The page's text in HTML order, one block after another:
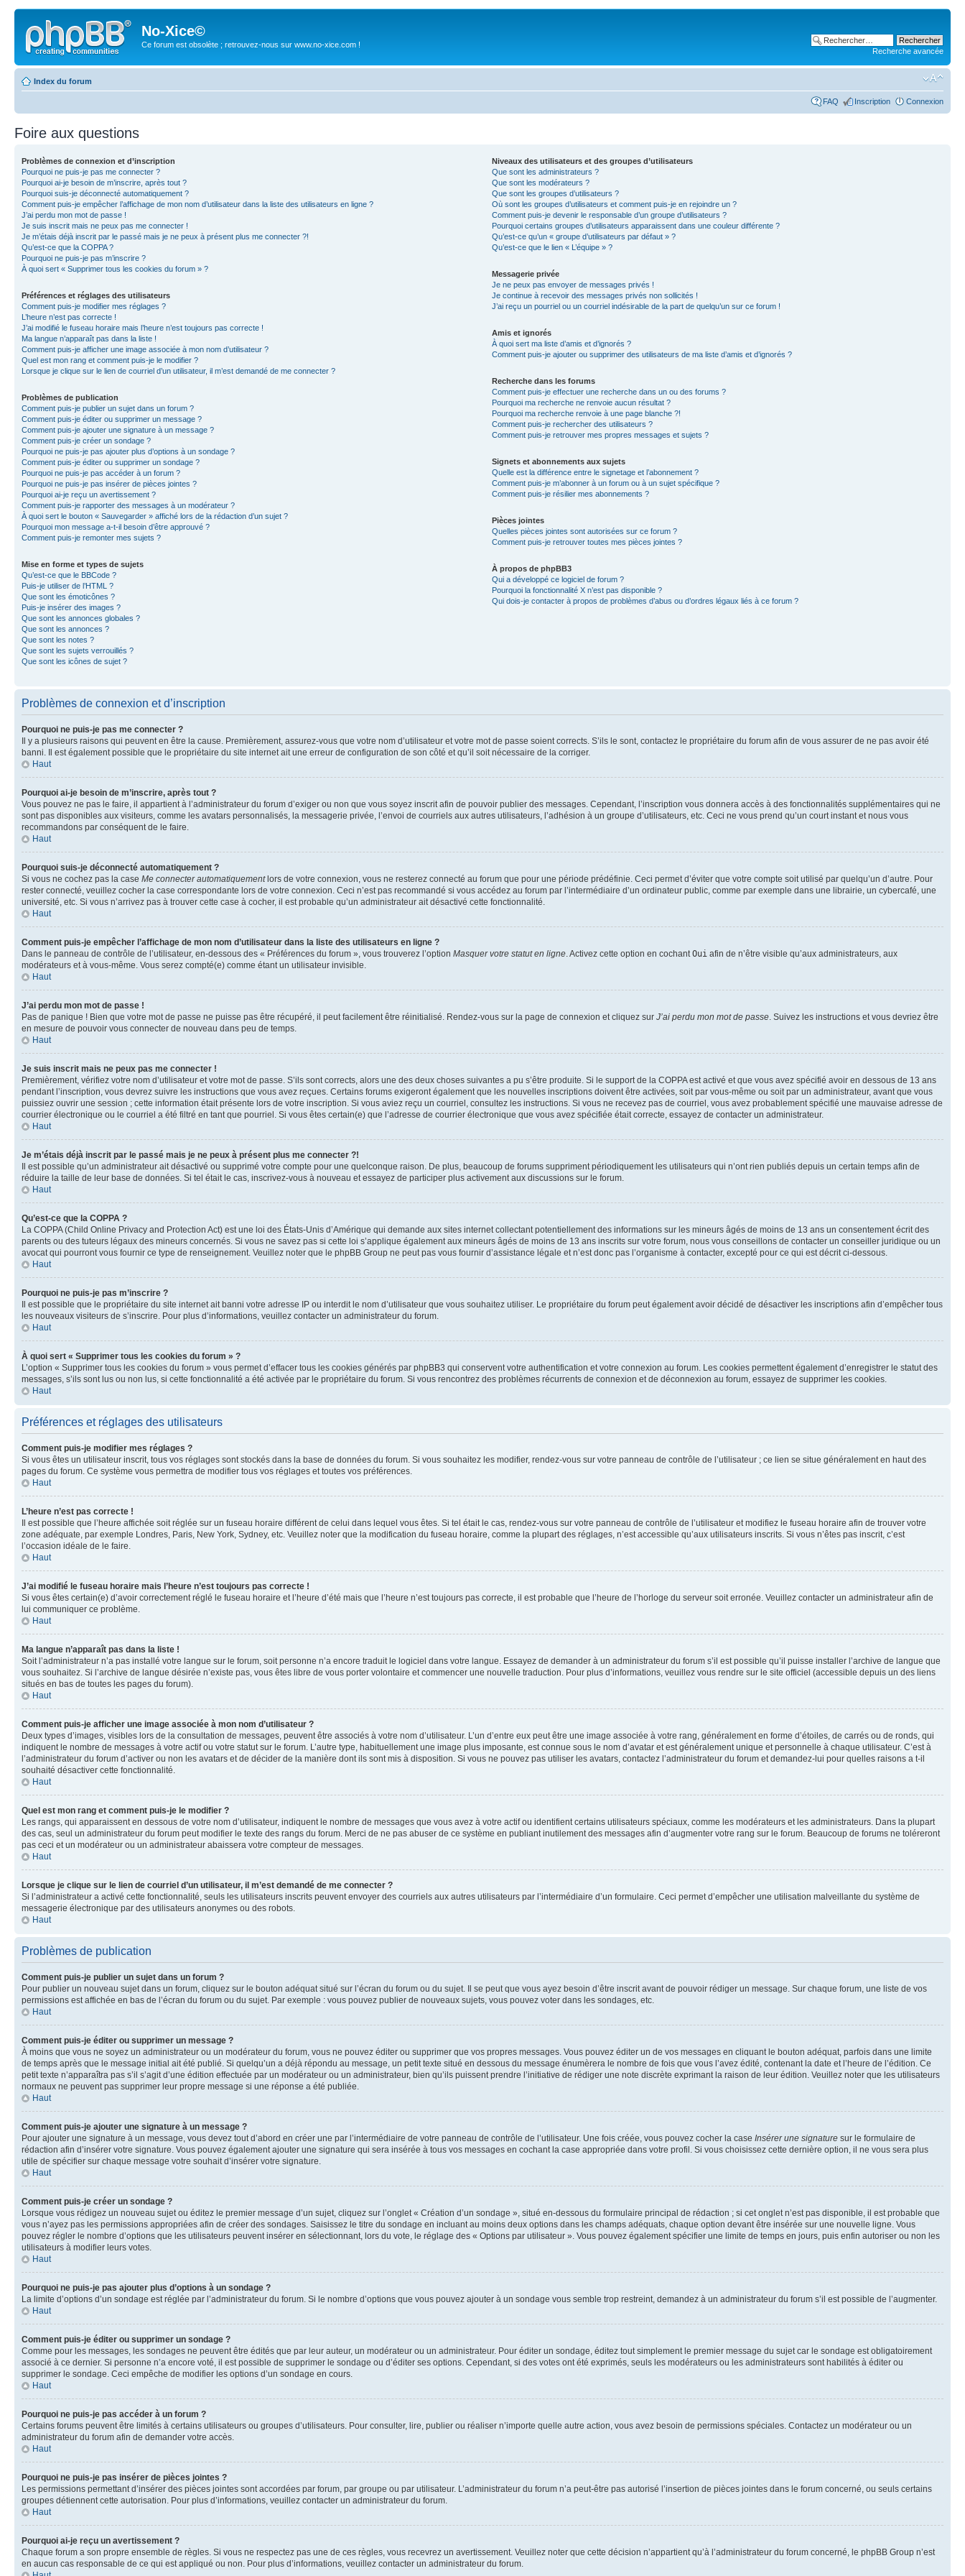
No-Xice©
Ce forum est obsolète ; retrouvez-nous sur www.no-xice.com !
Recherche avancée
Index du forum
FAQ Inscription Connexion
Foire aux questions
Problèmes de connexion et d’inscription
Pourquoi ne puis-je pas me connecter ?
Pourquoi ai-je besoin de m’inscrire, après tout ?
Pourquoi suis-je déconnecté automatiquement ?
Comment puis-je empêcher l’affichage de mon nom d’utilisateur dans la liste des utilisateurs en ligne ?
J’ai perdu mon mot de passe !
Je suis inscrit mais ne peux pas me connecter !
Je m’étais déjà inscrit par le passé mais je ne peux à présent plus me connecter ?!
Qu’est-ce que la COPPA ?
Pourquoi ne puis-je pas m’inscrire ?
À quoi sert « Supprimer tous les cookies du forum » ?
Préférences et réglages des utilisateurs
Comment puis-je modifier mes réglages ?
L’heure n’est pas correcte !
J’ai modifié le fuseau horaire mais l’heure n’est toujours pas correcte !
Ma langue n’apparaît pas dans la liste !
Comment puis-je afficher une image associée à mon nom d’utilisateur ?
Quel est mon rang et comment puis-je le modifier ?
Lorsque je clique sur le lien de courriel d’un utilisateur, il m’est demandé de me connecter ?
Problèmes de publication
Comment puis-je publier un sujet dans un forum ?
Comment puis-je éditer ou supprimer un message ?
Comment puis-je ajouter une signature à un message ?
Comment puis-je créer un sondage ?
Pourquoi ne puis-je pas ajouter plus d’options à un sondage ?
Comment puis-je éditer ou supprimer un sondage ?
Pourquoi ne puis-je pas accéder à un forum ?
Pourquoi ne puis-je pas insérer de pièces jointes ?
Pourquoi ai-je reçu un avertissement ?
Comment puis-je rapporter des messages à un modérateur ?
À quoi sert le bouton « Sauvegarder » affiché lors de la rédaction d’un sujet ?
Pourquoi mon message a-t-il besoin d’être approuvé ?
Comment puis-je remonter mes sujets ?
Mise en forme et types de sujets
Qu’est-ce que le BBCode ?
Puis-je utiliser de l’HTML ?
Que sont les émoticônes ?
Puis-je insérer des images ?
Que sont les annonces globales ?
Que sont les annonces ?
Que sont les notes ?
Que sont les sujets verrouillés ?
Que sont les icônes de sujet ?
Niveaux des utilisateurs et des groupes d’utilisateurs
Que sont les administrateurs ?
Que sont les modérateurs ?
Que sont les groupes d’utilisateurs ?
Où sont les groupes d’utilisateurs et comment puis-je en rejoindre un ?
Comment puis-je devenir le responsable d’un groupe d’utilisateurs ?
Pourquoi certains groupes d’utilisateurs apparaissent dans une couleur différente ?
Qu’est-ce qu’un « groupe d’utilisateurs par défaut » ?
Qu’est-ce que le lien « L’équipe » ?
Messagerie privée
Je ne peux pas envoyer de messages privés !
Je continue à recevoir des messages privés non sollicités !
J’ai reçu un pourriel ou un courriel indésirable de la part de quelqu’un sur ce forum !
Amis et ignorés
À quoi sert ma liste d’amis et d’ignorés ?
Comment puis-je ajouter ou supprimer des utilisateurs de ma liste d’amis et d’ignorés ?
Recherche dans les forums
Comment puis-je effectuer une recherche dans un ou des forums ?
Pourquoi ma recherche ne renvoie aucun résultat ?
Pourquoi ma recherche renvoie à une page blanche ?!
Comment puis-je rechercher des utilisateurs ?
Comment puis-je retrouver mes propres messages et sujets ?
Signets et abonnements aux sujets
Quelle est la différence entre le signetage et l’abonnement ?
Comment puis-je m’abonner à un forum ou à un sujet spécifique ?
Comment puis-je résilier mes abonnements ?
Pièces jointes
Quelles pièces jointes sont autorisées sur ce forum ?
Comment puis-je retrouver toutes mes pièces jointes ?
À propos de phpBB3
Qui a développé ce logiciel de forum ?
Pourquoi la fonctionnalité X n’est pas disponible ?
Qui dois-je contacter à propos de problèmes d’abus ou d’ordres légaux liés à ce forum ?
Problèmes de connexion et d’inscription
Pourquoi ne puis-je pas me connecter ?
Il y a plusieurs raisons qui peuvent en être la cause. Premièrement, assurez-vous que votre nom d’utilisateur et votre mot de passe soient corrects. S’ils le sont, contactez le propriétaire du forum afin de vous assurer de ne pas avoir été
banni. Il est également possible que le propriétaire du site internet ait une erreur de configuration de son côté et qu’il soit nécessaire de la corriger.
Haut
Pourquoi ai-je besoin de m’inscrire, après tout ?
Vous pouvez ne pas le faire, il appartient à l’administrateur du forum d’exiger ou non que vous soyez inscrit afin de pouvoir publier des messages. Cependant, l’inscription vous donnera accès à des fonctionnalités supplémentaires qui ne
sont pas disponibles aux visiteurs, comme les avatars personnalisés, la messagerie privée, l’envoi de courriels aux autres utilisateurs, l’adhésion à un groupe d’utilisateurs, etc. Ceci ne vous prend qu’un court instant et nous vous
recommandons par conséquent de le faire.
Haut
Pourquoi suis-je déconnecté automatiquement ?
Si vous ne cochez pas la case Me connecter automatiquementlors de votre connexion, vous ne resterez connecté au forum que pour une période prédéfinie. Ceci permet d’éviter que votre compte soit utilisé par quelqu’un d’autre. Pour
rester connecté, veuillez cocher la case correspondante lors de votre connexion. Ceci n’est pas recommandé si vous accédez au forum par l’intermédiaire d’un ordinateur public, comme par exemple dans une librairie, un cybercafé, une
université, etc. Si vous n’arrivez pas à trouver cette case à cocher, il est probable qu’un administrateur ait désactivé cette fonctionnalité.
Haut
Comment puis-je empêcher l’affichage de mon nom d’utilisateur dans la liste des utilisateurs en ligne ?
Dans le panneau de contrôle de l’utilisateur, en-dessous des « Préférences du forum », vous trouverez l’option Masquer votre statut en ligne . Activez cette option en cochant Oui afin de n’être visible qu’aux administrateurs, aux
modérateurs et à vous-même. Vous serez compté(e) comme étant un utilisateur invisible.
Haut
J’ai perdu mon mot de passe !
Pas de panique ! Bien que votre mot de passe ne puisse pas être récupéré, il peut facilement être réinitialisé. Rendez-vous sur la page de connexion et cliquez sur J’ai perdu mon mot de passe . Suivez les instructions et vous devriez être
en mesure de pouvoir vous connecter de nouveau dans peu de temps.
Haut
Je suis inscrit mais ne peux pas me connecter !
Premièrement, vérifiez votre nom d’utilisateur et votre mot de passe. S’ils sont corrects, alors une des deux choses suivantes a pu s’être produite. Si le support de la COPPA est activé et que vous avez spécifié avoir en dessous de 13 ans
pendant l’inscription, vous devrez suivre les instructions que vous avez reçues. Certains forums exigeront également que les nouvelles inscriptions doivent être activées, soit par vous-même ou soit par un administrateur, avant que vous
puissiez ouvrir une session ; cette information était présente lors de votre inscription. Si vous aviez reçu un courriel, consultez les instructions. Si vous ne recevez pas de courriel, vous avez probablement spécifié une mauvaise adresse de
courrier électronique ou le courriel a été filtré en tant que pourriel. Si vous êtes certain(e) que l’adresse de courrier électronique que vous avez spécifiée était correcte, essayez de contacter un administrateur.
Haut
Je m’étais déjà inscrit par le passé mais je ne peux à présent plus me connecter ?!
Il est possible qu’un administrateur ait désactivé ou supprimé votre compte pour une quelconque raison. De plus, beaucoup de forums suppriment périodiquement les utilisateurs qui n’ont rien publiés depuis un certain temps afin de
réduire la taille de leur base de données. Si tel était le cas, inscrivez-vous à nouveau et essayez de participer plus activement aux discussions sur le forum.
Haut
Qu’est-ce que la COPPA ?
La COPPA (Child Online Privacy and Protection Act) est une loi des États-Unis d’Amérique qui demande aux sites internet collectant potentiellement des informations sur les mineurs âgés de moins de 13 ans un consentement écrit des
parents ou des tuteurs légaux des mineurs concernés. Si vous ne savez pas si cette loi s’applique également aux mineurs âgés de moins de 13 ans inscrits sur votre forum, nous vous conseillons de contacter un conseiller juridique ou un
avocat qui pourront vous fournir ce type de renseignement. Veuillez noter que le phpBB Group ne peut pas vous fournir d’assistance légale et n’est donc pas l’organisme à contacter, excepté pour ce qui est décrit ci-dessous.
Haut
Pourquoi ne puis-je pas m’inscrire ?
Il est possible que le propriétaire du site internet ait banni votre adresse IP ou interdit le nom d’utilisateur que vous souhaitez utiliser. Le propriétaire du forum peut également avoir décidé de désactiver les inscriptions afin d’empêcher tous
les nouveaux visiteurs de s’inscrire. Pour plus d’informations, veuillez contacter un administrateur du forum.
Haut
À quoi sert « Supprimer tous les cookies du forum » ?
L’option « Supprimer tous les cookies du forum » vous permet d’effacer tous les cookies générés par phpBB3 qui conservent votre authentification et votre connexion au forum. Les cookies permettent également d’enregistrer le statut des
messages, s’ils sont lus ou non lus, si cette fonctionnalité a été activée par le propriétaire du forum. Si vous rencontrez des problèmes récurrents de connexion et de déconnexion au forum, essayez de supprimer les cookies.
Haut
Préférences et réglages des utilisateurs
Comment puis-je modifier mes réglages ?
Si vous êtes un utilisateur inscrit, tous vos réglages sont stockés dans la base de données du forum. Si vous souhaitez les modifier, rendez-vous sur votre panneau de contrôle de l’utilisateur ; ce lien se situe généralement en haut des
pages du forum. Ce système vous permettra de modifier tous vos réglages et toutes vos préférences.
Haut
L’heure n’est pas correcte !
Il est possible que l’heure affichée soit réglée sur un fuseau horaire différent de celui dans lequel vous êtes. Si tel était le cas, rendez-vous sur votre panneau de contrôle de l’utilisateur et modifiez le fuseau horaire afin de trouver votre
zone adéquate, par exemple Londres, Paris, New York, Sydney, etc. Veuillez noter que la modification du fuseau horaire, comme la plupart des réglages, n’est accessible qu’aux utilisateurs inscrits. Si vous n’êtes pas inscrit, c’est
l’occasion idéale de le faire.
Haut
J’ai modifié le fuseau horaire mais l’heure n’est toujours pas correcte !
Si vous êtes certain(e) d’avoir correctement réglé le fuseau horaire et l’heure d’été mais que l’heure n’est toujours pas correcte, il est probable que l’heure de l’horloge du serveur soit erronée. Veuillez contacter un administrateur afin de
lui communiquer ce problème.
Haut
Ma langue n’apparaît pas dans la liste !
Soit l’administrateur n’a pas installé votre langue sur le forum, soit personne n’a encore traduit le logiciel dans votre langue. Essayez de demander à un administrateur du forum s’il est possible qu’il puisse installer l’archive de langue que
vous souhaitez. Si l’archive de langue désirée n’existe pas, vous êtes libre de vous porter volontaire et commencer une nouvelle traduction. Pour plus d’informations, veuillez vous rendre sur le site officiel (accessible depuis un des liens
situés en bas de toutes les pages du forum).
Haut
Comment puis-je afficher une image associée à mon nom d’utilisateur ?
Deux types d’images, visibles lors de la consultation de messages, peuvent être associés à votre nom d’utilisateur. L’un d’entre eux peut être une image associée à votre rang, généralement en forme d’étoiles, de carrés ou de ronds, qui
indiquent le nombre de messages à votre actif ou votre statut sur le forum. L’autre type, habituellement une image plus imposante, est connue sous le nom d’avatar et est généralement unique et personnelle à chaque utilisateur. C’est à
l’administrateur du forum d’activer ou non les avatars et de décider de la manière dont ils sont mis à disposition. Si vous ne pouvez pas utiliser les avatars, contactez l’administrateur du forum et demandez-lui pour quelles raisons a t-il
souhaité désactiver cette fonctionnalité.
Haut
Quel est mon rang et comment puis-je le modifier ?
Les rangs, qui apparaissent en dessous de votre nom d’utilisateur, indiquent le nombre de messages que vous avez à votre actif ou identifient certains utilisateurs spéciaux, comme les modérateurs et les administrateurs. Dans la plupart
des cas, seul un administrateur du forum peut modifier le texte des rangs du forum. Merci de ne pas abuser de ce système en publiant inutilement des messages afin d’augmenter votre rang sur le forum. Beaucoup de forums ne toléreront
pas ceci et un modérateur ou un administrateur abaissera votre compteur de messages.
Haut
Lorsque je clique sur le lien de courriel d’un utilisateur, il m’est demandé de me connecter ?
Si l’administrateur a activé cette fonctionnalité, seuls les utilisateurs inscrits peuvent envoyer des courriels aux autres utilisateurs par l’intermédiaire d’un formulaire. Ceci permet d’empêcher une utilisation malveillante du système de
messagerie électronique par des utilisateurs anonymes ou des robots.
Haut
Problèmes de publication
Comment puis-je publier un sujet dans un forum ?
Pour publier un nouveau sujet dans un forum, cliquez sur le bouton adéquat situé sur l’écran du forum ou du sujet. Il se peut que vous ayez besoin d’être inscrit avant de pouvoir rédiger un message. Sur chaque forum, une liste de vos
permissions est affichée en bas de l’écran du forum ou du sujet. Par exemple : vous pouvez publier de nouveaux sujets, vous pouvez voter dans les sondages, etc.
Haut
Comment puis-je éditer ou supprimer un message ?
À moins que vous ne soyez un administrateur ou un modérateur du forum, vous ne pouvez éditer ou supprimer que vos propres messages. Vous pouvez éditer un de vos messages en cliquant le bouton adéquat, parfois dans une limite
de temps après que le message initial ait été publié. Si quelqu’un a déjà répondu au message, un petit texte situé en dessous du message énumèrera le nombre de fois que vous l’avez édité, contenant la date et l’heure de l’édition. Ce
petit texte n’apparaîtra pas s’il s’agit d’une édition effectuée par un modérateur ou un administrateur, bien qu’ils puissent prendre l’initiative de rédiger une note discrète exprimant la raison de leur édition. Veuillez noter que les utilisateurs
normaux ne peuvent pas supprimer leur propre message si une réponse a été publiée.
Haut
Comment puis-je ajouter une signature à un message ?
Pour ajouter une signature à un message, vous devez tout d’abord en créer une par l’intermédiaire de votre panneau de contrôle de l’utilisateur. Une fois créée, vous pouvez cocher la case Insérer une signature sur le formulaire de
rédaction afin d’insérer votre signature. Vous pouvez également ajouter une signature qui sera insérée à tous vos messages en cochant la case appropriée dans votre profil. Si vous choisissez cette dernière option, il ne vous sera plus
utile de spécifier sur chaque message votre souhait d’insérer votre signature.
Haut
Comment puis-je créer un sondage ?
Lorsque vous rédigez un nouveau sujet ou éditez le premier message d’un sujet, cliquez sur l’onglet « Création d’un sondage », situé en-dessous du formulaire principal de rédaction ; si cet onglet n’est pas disponible, il est probable que
vous n’ayez pas les permissions appropriées afin de créer des sondages. Saisissez le titre du sondage en incluant au moins deux options dans les champs adéquats, chaque option devant être insérée sur une nouvelle ligne. Vous
pouvez régler le nombre d’options que les utilisateurs peuvent insérer en sélectionnant, lors du vote, le réglage des « Options par utilisateur ». Vous pouvez également spécifier une limite de temps en jours, puis enfin autoriser ou non les
utilisateurs à modifier leurs votes.
Haut
Pourquoi ne puis-je pas ajouter plus d’options à un sondage ?
La limite d’options d’un sondage est réglée par l’administrateur du forum. Si le nombre d’options que vous pouvez ajouter à un sondage vous semble trop restreint, demandez à un administrateur du forum s’il est possible de l’augmenter.
Haut
Comment puis-je éditer ou supprimer un sondage ?
Comme pour les messages, les sondages ne peuvent être édités que par leur auteur, un modérateur ou un administrateur. Pour éditer un sondage, éditez tout simplement le premier message du sujet car le sondage est obligatoirement
associé à ce dernier. Si personne n’a encore voté, il est possible de supprimer le sondage ou d’éditer ses options. Cependant, si des votes ont été exprimés, seuls les modérateurs ou les administrateurs sont habilités à éditer ou
supprimer le sondage. Ceci empêche de modifier les options d’un sondage en cours.
Haut
Pourquoi ne puis-je pas accéder à un forum ?
Certains forums peuvent être limités à certains utilisateurs ou groupes d’utilisateurs. Pour consulter, lire, publier ou réaliser n’importe quelle autre action, vous avez besoin de permissions spéciales. Contactez un modérateur ou un
administrateur du forum afin de demander votre accès.
Haut
Pourquoi ne puis-je pas insérer de pièces jointes ?
Les permissions permettant d’insérer des pièces jointes sont accordées par forum, par groupe ou par utilisateur. L’administrateur du forum n’a peut-être pas autorisé l’insertion de pièces jointes dans le forum concerné, ou seuls certains
groupes détiennent cette autorisation. Pour plus d’informations, veuillez contacter un administrateur du forum.
Haut
Pourquoi ai-je reçu un avertissement ?
Chaque forum a son propre ensemble de règles. Si vous ne respectez pas une de ces règles, vous recevrez un avertissement. Veuillez noter que cette décision n’appartient qu’à l’administrateur du forum concerné, le phpBB Group n’est
en aucun cas responsable de ce qui est appliqué ou non. Pour plus d’informations, veuillez contacter un administrateur du forum.